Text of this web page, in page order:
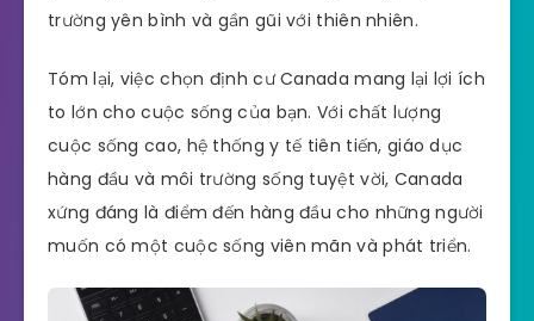
trường yên bình và gần gũi với thiên nhiên.
Tóm lại, việc chọn định cư Canada mang lại lợi ích
to lớn cho cuộc sống của bạn. Với chất lượng
cuộc sống cao, hệ thống y tế tiên tiến, giáo dục
hàng đầu và môi trường sống tuyệt vời, Canada
xứng đáng là điểm đến hàng đầu cho những người
muốn có một cuộc sống viên mãn và phát triển.